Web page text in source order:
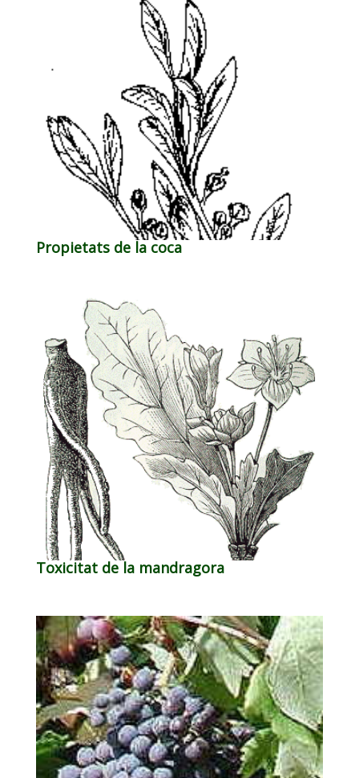
Propietats de la coca
Toxicitat de la mandragora